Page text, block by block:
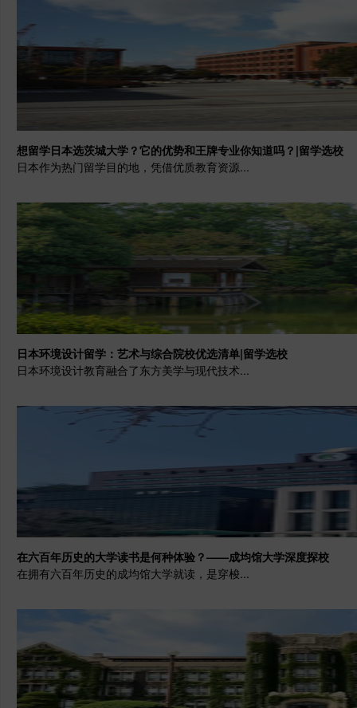
想留学日本选茨城大学？它的优势和王牌专业你知道吗？|留学选校
日本作为热门留学目的地，凭借优质教育资源...
日本环境设计留学：艺术与综合院校优选清单|留学选校
日本环境设计教育融合了东方美学与现代技术...
在六百年历史的大学读书是何种体验？——成均馆大学深度探校
在拥有六百年历史的成均馆大学就读，是穿梭...